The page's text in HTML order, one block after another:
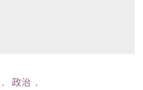
﹒ 政治 ﹒